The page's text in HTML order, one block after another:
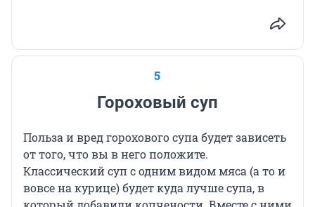
5
Гороховый суп
Польза и вред горохового супа будет зависеть
от того, что вы в него положите.
Классический суп с одним видом мяса (а то и
вовсе на курице) будет куда лучше супа, в